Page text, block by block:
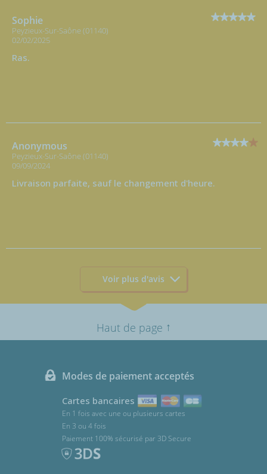
Sophie
Peyzieux-Sur-Saône (01140)
02/02/2025
Ras.
Anonymous
Peyzieux-Sur-Saône (01140)
09/09/2024
Livraison parfaite, sauf le changement d'heure.
Voir plus d'avis
Haut de page ↑
Modes de paiement acceptés
Cartes bancaires
En 1 fois avec une ou plusieurs cartes
En 3 ou 4 fois
Paiement 100% sécurisé par 3D Secure